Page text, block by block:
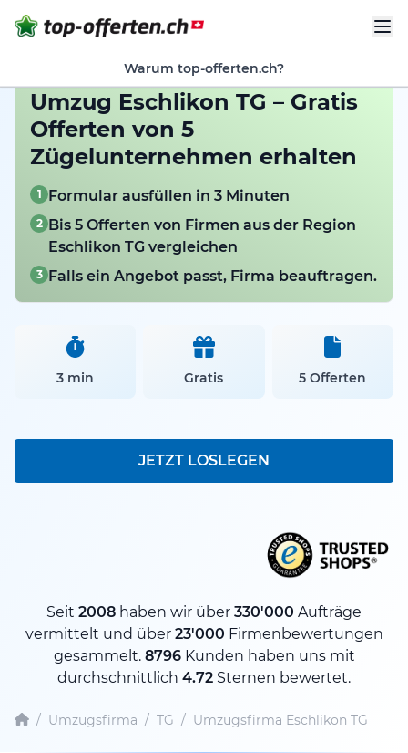
Warum top-offerten.ch?
Umzug Eschlikon TG – Gratis
Offerten von 5
Zügelunternehmen erhalten
1 Formular ausfüllen in 3 Minuten
2 Bis 5 Offerten von Firmen aus der Region
Eschlikon TG vergleichen
3 Falls ein Angebot passt, Firma beauftragen.
3 min Gratis 5 Offerten
JETZT LOSLEGEN
Seit 2008 haben wir über 330'000 Aufträge
vermittelt und über 23'000 Firmenbewertungen
gesammelt. 8796Kunden haben uns mit
durchschnittlich 4.72 Sternen bewertet.
/ Umzugsfirma / TG / Umzugsfirma Eschlikon TG